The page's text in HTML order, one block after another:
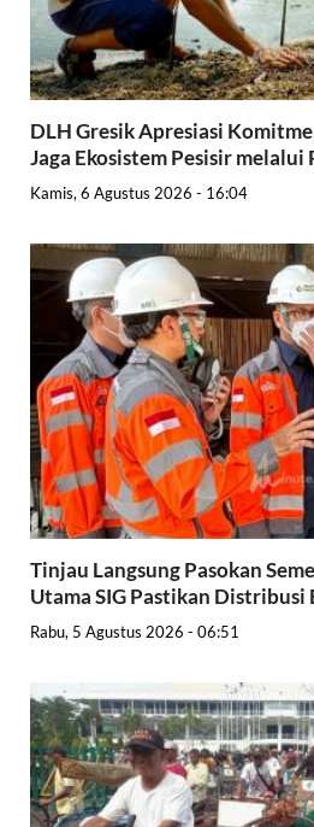
DLH Gresik Apresiasi
Jaga Ekosistem Pesisir melalui
Kamis, 6 Agustus 2026 - 16:04
Tinjau Langsung Pasokan
Utama SIG Pastikan
Rabu, 5 Agustus 2026 - 06:51